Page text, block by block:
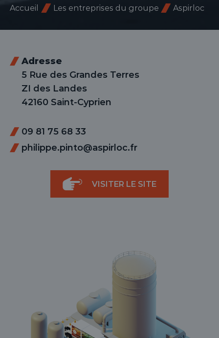
le sous-menu
le sous-menu
le sous-menu
Accueil Les entreprises du groupe Aspirloc
Adresse
5 Rue des Grandes Terres
ZI des Landes
42160 Saint-Cyprien
09 81 75 68 33
philippe.pinto@aspirloc.fr
VISITER LE SITE